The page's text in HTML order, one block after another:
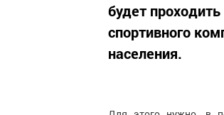
будет
спортивного
населения.